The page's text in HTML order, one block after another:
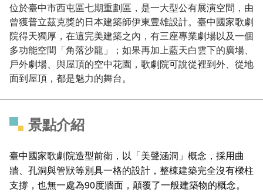
位於臺中市西屯區七期重劃區，是一大型公有展演空間，由
曾獲普立茲克獎的日本建築師伊東豊雄設計。臺中國家歌劇
院得天獨厚，在這完美建築之內，有三座專業劇場以及一個
多功能空間「角落沙龍」；如果再加上藍天白雲下的廣場、
戶外劇場、與屋頂的空中花園，歌劇院可說從裡到外、從地
面到屋頂，都是魅力的舞台。
景點介紹
臺中國家歌劇院造型前衛，以「美聲涵洞」概念，採用曲
牆、孔洞與管狀等別具一格的設計，整棟建築完全沒有樑柱
支撐，也無一處為90度牆面，顛覆了一般建築物的概念。